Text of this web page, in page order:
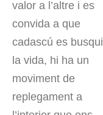
valor a l’altre i es
convida a que
cadascú es busqui
la vida, hi ha un
moviment de
replegament a